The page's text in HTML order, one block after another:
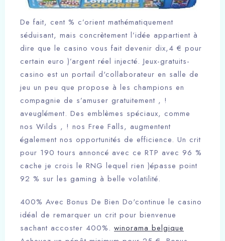
De fait, cent % c’orient mathématiquement
séduisant, mais concrètement l’idée appartient à
dire que le casino vous fait devenir dix,4 € pour
certain euro )’argent réel injecté. Jeux-gratuits-
casino est un portail d'collaborateur en salle de
jeu un peu que propose à les champions en
compagnie de s’amuser gratuitement , !
aveuglément. Des emblèmes spéciaux, comme
nos Wilds , ! nos Free Falls, augmentent
également nos opportunités de efficience. Un crit
pour 190 tours annoncé avec ce RTP avec 96 %
cache je crois le RNG lequel rien )épasse point
92 % sur les gaming à belle volatilité.
400% Avec Bonus De Bien Do'continue le casino
idéal de remarquer un crit pour bienvenue
sachant accoster 400%. winorama belgique